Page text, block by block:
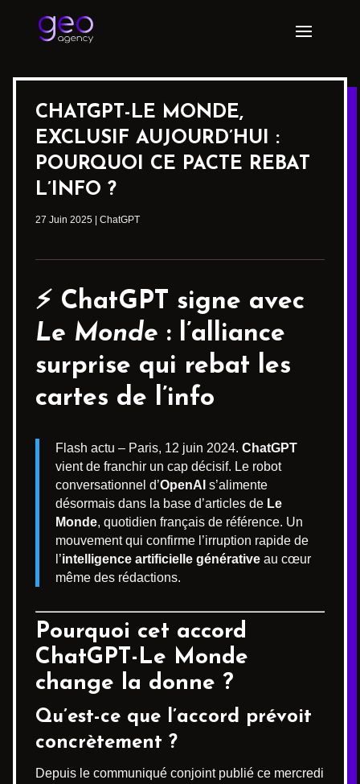
CHATGPT-LE MONDE,
EXCLUSIF AUJOURD’HUI :
POURQUOI CE PACTE REBAT
L’INFO ?
27 Juin 2025 ChatGPT
⚡️ ChatGPT signe avec
Le Monde : l’alliance
surprise qui rebat les
cartes de l’info
Flash actu – Paris, 12 juin 2024. ChatGPT
vient de franchir un cap décisif. Le robot
conversationnel d’OpenAI s’alimente
désormais dans la base d’articles de Le
Monde, quotidien français de référence. Un
mouvement qui confirme l’irruption rapide de
l’intelligence artificielle générative au cœur
même des rédactions.
Pourquoi cet accord
ChatGPT-Le Monde
change la donne ?
Qu’est-ce que l’accord prévoit
concrètement ?
Depuis le communiqué conjoint publié ce mercredi